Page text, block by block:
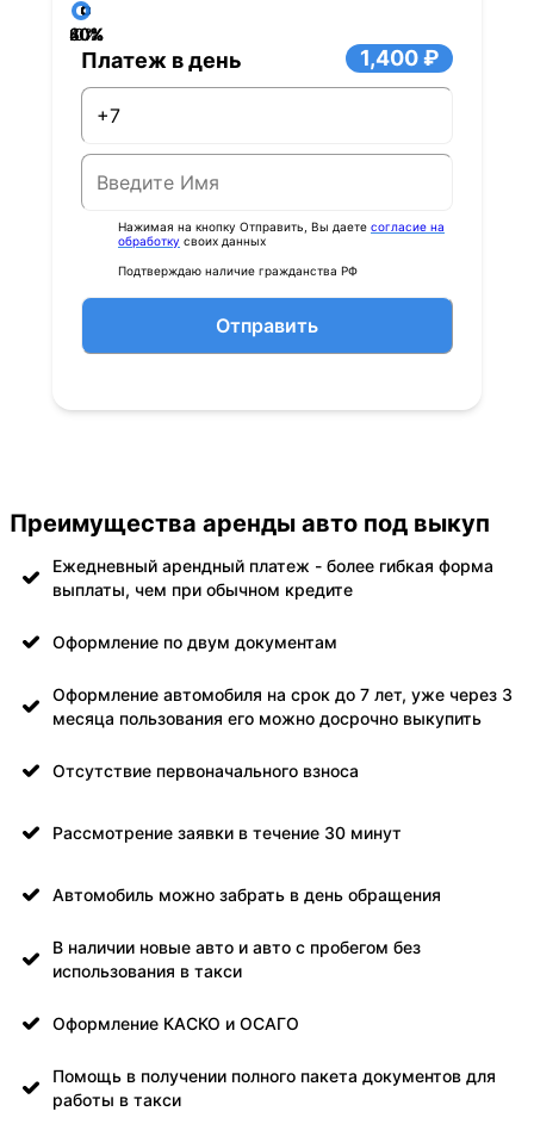
0%
20%
40%
60%
80%
Платеж в день 1,400 ₽
Нажимая на кнопку Отправить, Вы даете согласие на
обработку своих данных
Подтверждаю наличие гражданства РФ
Отправить
Преимущества аренды авто под выкуп
Ежедневный арендный платеж - более гибкая форма
выплаты, чем при обычном кредите
Оформление по двум документам
Оформление автомобиля на срок до 7 лет, уже через 3
месяца пользования его можно досрочно выкупить
Отсутствие первоначального взноса
Рассмотрение заявки в течение 30 минут
Автомобиль можно забрать в день обращения
В наличии новые авто и авто с пробегом без
использования в такси
Оформление КАСКО и ОСАГО
Помощь в получении полного пакета документов для
работы в такси